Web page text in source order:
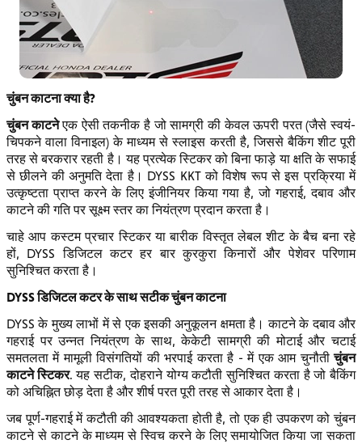
चुंबन काटना क्या है?
चुंबन काटनेएक ऐसी तकनीक है जो सामग्री की केवल ऊपरी परत (जैसे स्वयं-
चिपकने वाला विनाइल) के माध्यम से स्लाइस करती है, जिससे बैकिंग शीट पूरी
तरह से बरकरार रहती है। यह प्रत्येक स्टिकर को बिना फाड़े या क्षति के सफाई
से छीलने की अनुमति देता है। DYSS KKT को विशेष रूप से इस प्रक्रिया में
उत्कृष्टता प्राप्त करने के लिए इंजीनियर किया गया है, जो गहराई, दबाव और
काटने की गति पर सूक्ष्म स्तर का नियंत्रण प्रदान करता है।
चाहे आप कस्टम प्रचार स्टिकर या बारीक विस्तृत लेबल शीट के बैच बना रहे
हों, DYSS डिजिटल कटर हर बार कुरकुरा किनारों और पेशेवर परिणाम
सुनिश्चित करता है।
DYSS डिजिटल कटर के साथ सटीक चुंबन काटना
DYSS के मुख्य लाभों में से एक इसकी अनुकूलन क्षमता है। काटने के दबाव और
गहराई पर उन्नत नियंत्रण के साथ, केकेटी सामग्री की मोटाई और चटाई
समतलता में मामूली विसंगतियों की भरपाई करता है - में एक आम चुनौतीचुंबन
काटने स्टिकर. यह सटीक, दोहराने योग्य कटौती सुनिश्चित करता है जो बैकिंग
को अचिह्नित छोड़ देता है और शीर्ष परत पूरी तरह से आकार देता है।
जब पूर्ण-गहराई में कटौती की आवश्यकता होती है, तो एक ही उपकरण को चुंबन
काटने से काटने के माध्यम से स्विच करने के लिए समायोजित किया जा सकता